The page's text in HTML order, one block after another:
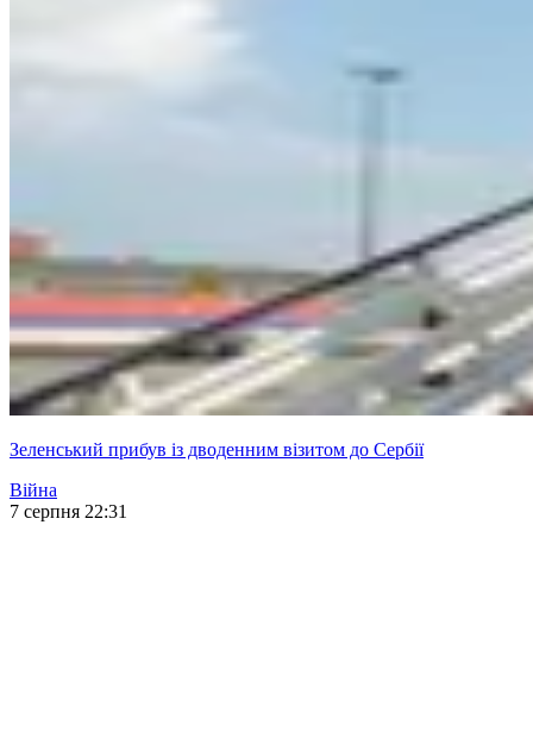
Зеленський прибув із дводенним візитом до Сербії
Війна
7 серпня 22:31